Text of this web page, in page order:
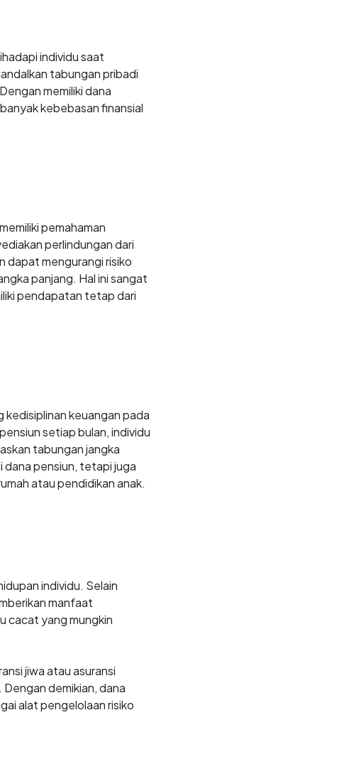
individu saat
tabungan pribadi
memiliki dana
kebebasan finansial
pemahaman
perlindungan dari
dapat mengurangi risiko
panjang. Hal ini sangat
pendapatan tetap dari
kedisiplinan keuangan pada
setiap bulan, individu
tabungan jangka
dana pensiun, tetapi juga
atau pendidikan anak.
individu. Selain
manfaat
cacat yang mungkin
jiwa atau asuransi
demikian, dana
alat pengelolaan risiko